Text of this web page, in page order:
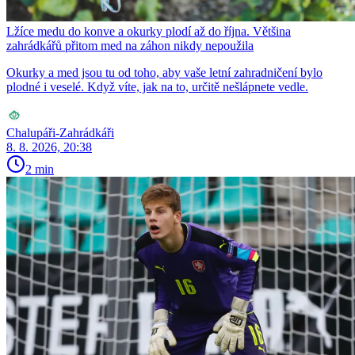
Lžíce medu do konve a okurky plodí až do října. Většina
zahrádkářů přitom med na záhon nikdy nepoužila
Okurky a med jsou tu od toho, aby vaše letní zahradničení bylo
plodné i veselé. Když víte, jak na to, určitě nešlápnete vedle.
Chalupáři-Zahrádkáři
8. 8. 2026, 20:38
2 min